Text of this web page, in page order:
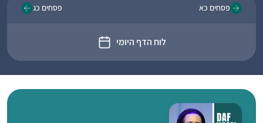
פסחים כא
לוח הדף היומי
פסחים כג